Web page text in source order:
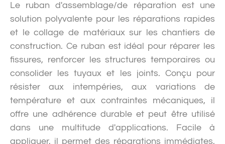
Le ruban d'assemblage/de réparation est une
solution polyvalente pour les réparations rapides
et le collage de matériaux sur les chantiers de
construction. Ce ruban est idéal pour réparer les
fissures, renforcer les structures temporaires ou
consolider les tuyaux et les joints. Conçu pour
résister aux intempéries, aux variations de
température et aux contraintes mécaniques, il
offre une adhérence durable et peut être utilisé
dans une multitude d'applications. Facile à
appliquer, il permet des réparations immédiates,